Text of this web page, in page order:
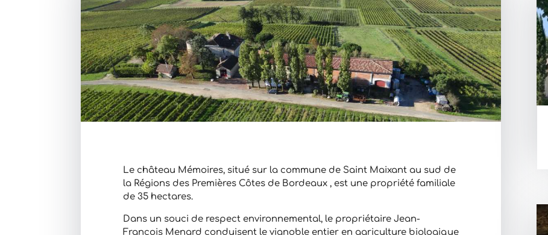
Le château Mémoires, situé sur la commune de Saint Maixant au sud de
la Régions des Premières Côtes de Bordeaux , est une propriété familiale
de 35 hectares.
Dans un souci de respect environnemental, le propriétaire Jean-
François Menard conduisent le vignoble entier en agriculture biologique